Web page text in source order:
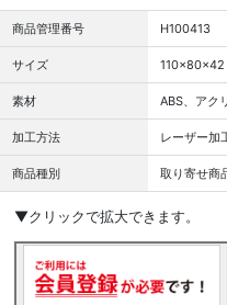
商品管理番号 H100413
サイズ 110×80×42
素材 ABS、ア
加工方法 レーザー加
商品種別 取り寄せ商
▼クリックで拡大できます。